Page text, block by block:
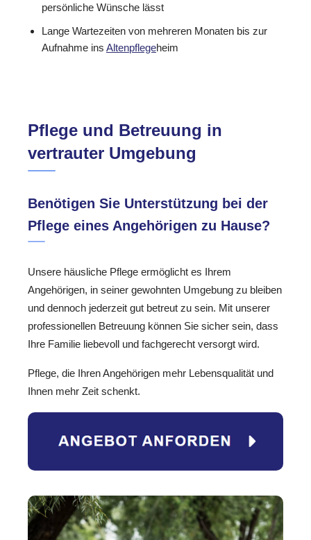
persönliche Wünsche lässt
Lange Wartezeiten von mehreren Monaten bis zur
Aufnahme ins Altenpflegeheim
Pflege und Betreuung in
vertrauter Umgebung
Benötigen Sie Unterstützung bei der
Pflege eines Angehörigen zu Hause?
Unsere häusliche Pflege ermöglicht es Ihrem
Angehörigen, in seiner gewohnten Umgebung zu bleiben
und dennoch jederzeit gut betreut zu sein. Mit unserer
professionellen Betreuung können Sie sicher sein, dass
Ihre Familie liebevoll und fachgerecht versorgt wird.
Pflege, die Ihren Angehörigen mehr Lebensqualität und
Ihnen mehr Zeit schenkt.